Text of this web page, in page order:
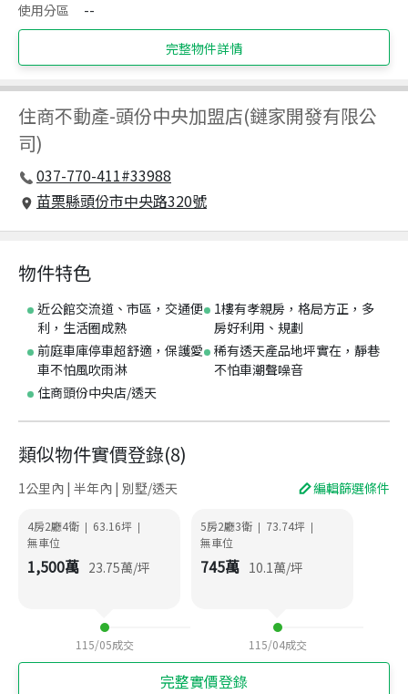
使用分區
--
完整物件詳情
住商不動產-頭份中央加盟店(鏈家開發有限公
司)
037-770-411#33988
苗栗縣頭份市中央路320號
物件特色
近公館交流道、市區，交通便
利，生活圈成熟
1樓有孝親房，格局方正，多
房好利用、規劃
前庭車庫停車超舒適，保護愛
車不怕風吹雨淋
稀有透天產品地坪實在，靜巷
不怕車潮聲噪音
住商頭份中央店/透天
類似物件實價登錄(8)
1公里內 | 半年內 | 別墅/透天 編輯篩選條件
4房2廳4衛 | 63.16坪 |
無車位
1,500萬 23.75萬/坪
115/05成交
5房2廳3衛 | 73.74坪 |
無車位
745萬 10.1萬/坪
115/04成交
完整實價登錄